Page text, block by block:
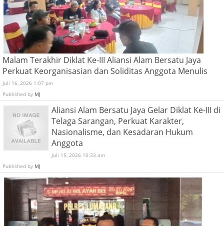
Malam Terakhir Diklat Ke-III Aliansi Alam Bersatu Jaya
Perkuat Keorganisasian dan Soliditas Anggota Menulis
Juli 16, 2026 1:07 pm
Published by MJ
Aliansi Alam Bersatu Jaya Gelar Diklat Ke-III di
Telaga Sarangan, Perkuat Karakter,
Nasionalisme, dan Kesadaran Hukum
Anggota
Juli 15, 2026 10:33 am
Published by MJ